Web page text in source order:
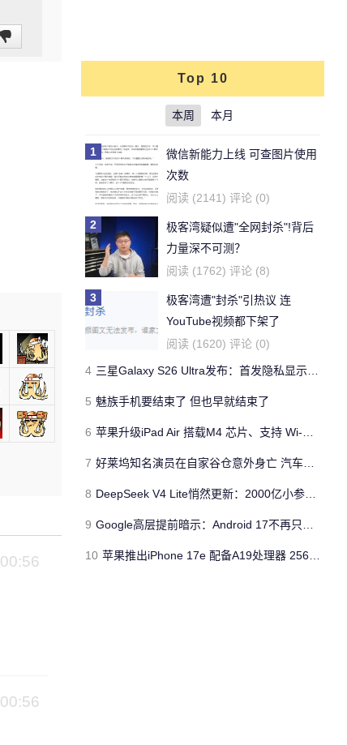
00:56
00:56
Top 10
本周 本月
1
微信新能力上线 可查图片使用
次数
阅读 (2141) 评论 (0)
2
极客湾疑似遭"全网封杀"!背后
力量深不可测？
阅读 (1762) 评论 (8)
3
极客湾遭"封杀"引热议 连
YouTube视频都下架了
阅读 (1620) 评论 (0)
4 三星Galaxy S26 Ultra发布：首发隐私显示屏、骁龙 8 Elite Gen 5与60W闪充
5 魅族手机要结束了 但也早就结束了
6 苹果升级iPad Air 搭载M4 芯片、支持 Wi‑Fi 7 售价不变
7 好莱坞知名演员在自家谷仓意外身亡 汽车搭电时突然自燃
8 DeepSeek V4 Lite悄然更新：2000亿小参数性能逼近美国顶流
9 Google高层提前暗示：Android 17不再只是操作系统
10 苹果推出iPhone 17e 配备A19处理器 256GB容量起步 刘海屏依旧